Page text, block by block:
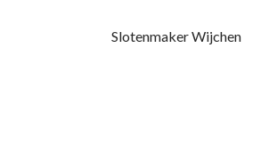
Slotenmaker Wijchen